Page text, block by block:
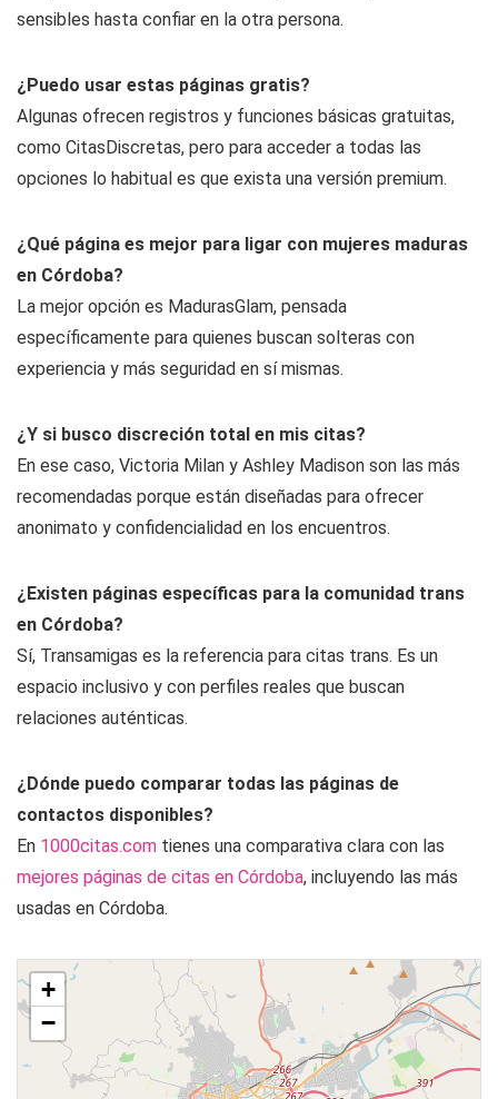
sensibles hasta confiar en la otra persona.
¿Puedo usar estas páginas gratis?
Algunas ofrecen registros y funciones básicas gratuitas,
como CitasDiscretas, pero para acceder a todas las
opciones lo habitual es que exista una versión premium.
¿Qué página es mejor para ligar con mujeres maduras
en Córdoba?
La mejor opción es MadurasGlam, pensada
específicamente para quienes buscan solteras con
experiencia y más seguridad en sí mismas.
¿Y si busco discreción total en mis citas?
En ese caso, Victoria Milan y Ashley Madison son las más
recomendadas porque están diseñadas para ofrecer
anonimato y confidencialidad en los encuentros.
¿Existen páginas específicas para la comunidad trans
en Córdoba?
Sí, Transamigas es la referencia para citas trans. Es un
espacio inclusivo y con perfiles reales que buscan
relaciones auténticas.
¿Dónde puedo comparar todas las páginas de
contactos disponibles?
En 1000citas.com tienes una comparativa clara con las
mejores páginas de citas en Córdoba, incluyendo las más
usadas en Córdoba.
+
−